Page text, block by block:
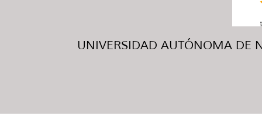
UNIVERSIDAD AUTÓNOMA DE